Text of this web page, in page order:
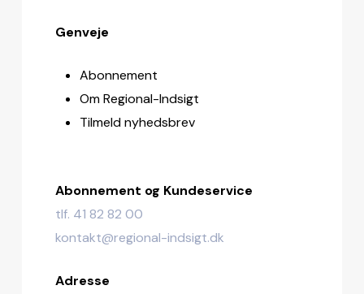
Genveje
Abonnement
Om Regional-Indsigt
Tilmeld nyhedsbrev
Abonnement og Kundeservice
tlf. 41 82 82 00
kontakt@regional-indsigt.dk
Adresse